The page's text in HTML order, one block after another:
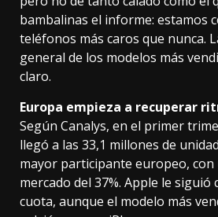
bambalinas el informe: estamos
teléfonos más caros que nunca.
general de los modelos más
claro.
Europa empieza a recuperar
Según Canalys, en el primer
llegó a las 33,1 millones de
mayor participante europeo, con
mercado del 37%. Apple le siguió
cuota, aunque el modelo más